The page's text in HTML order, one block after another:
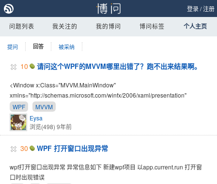
登录/注册
问题列表 我关注的 我的博问 博问标签 个人主页
提问 回答 被采纳
10 请问这个WPF的MVVM哪里出错了？跑不出来结果啊。
<Window x:Class="MVVM.MainWindow"
xmlns="http://schemas.microsoft.com/winfx/2006/xaml/presentation"
WPF
MVVM
Eysa
浏览(498) 9年前
30 WPF 打开窗口出现异常
wpf打开窗口出现异常 异常信息如下 新建wpf项目 以app.current.run 打开窗
口时出现错误